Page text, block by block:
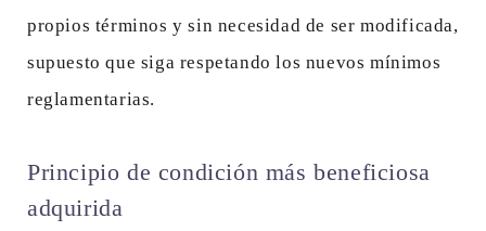
propios términos y sin necesidad de ser modificada,
supuesto que siga respetando los nuevos mínimos
reglamentarias.
Principio de condición más beneficiosa
adquirida